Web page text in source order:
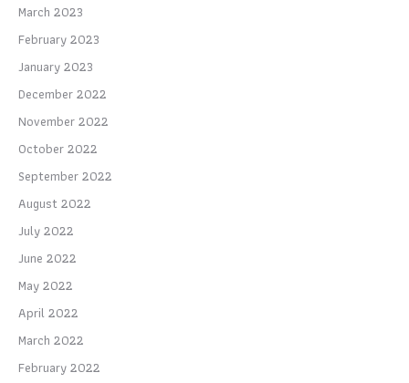
March 2023
February 2023
January 2023
December 2022
November 2022
October 2022
September 2022
August 2022
July 2022
June 2022
May 2022
April 2022
March 2022
February 2022